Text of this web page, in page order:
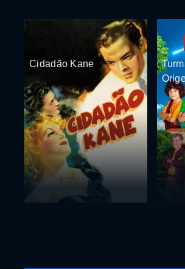
Cidadão Kane